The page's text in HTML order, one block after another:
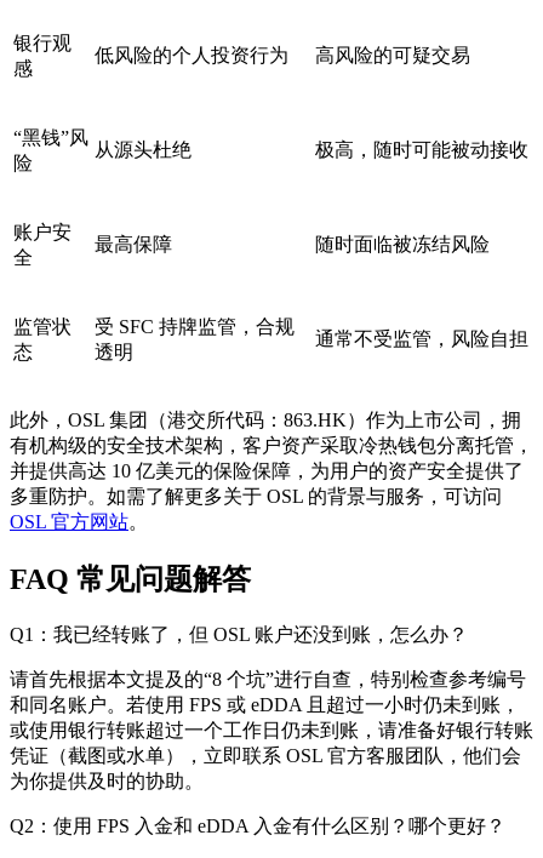
银行观
感
低风险的个人投资行为 高风险的可疑交易
“黑钱”风
险
从源头杜绝 极高，随时可能被动接收
账户安
全
最高保障 随时面临被冻结风险
监管状
态
受 SFC 持牌监管，合规
透明
通常不受监管，风险自担
此外，OSL 集团（港交所代码：863.HK）作为上市公司，拥
有机构级的安全技术架构，客户资产采取冷热钱包分离托管，
并提供高达 10 亿美元的保险保障，为用户的资产安全提供了
多重防护。如需了解更多关于 OSL 的背景与服务，可访问
OSL 官方网站。
FAQ 常见问题解答
Q1：我已经转账了，但 OSL 账户还没到账，怎么办？
请首先根据本文提及的“8 个坑”进行自查，特别检查参考编号
和同名账户。若使用 FPS 或 eDDA 且超过一小时仍未到账，
或使用银行转账超过一个工作日仍未到账，请准备好银行转账
凭证（截图或水单），立即联系 OSL 官方客服团队，他们会
为你提供及时的协助。
Q2：使用 FPS 入金和 eDDA 入金有什么区别？哪个更好？